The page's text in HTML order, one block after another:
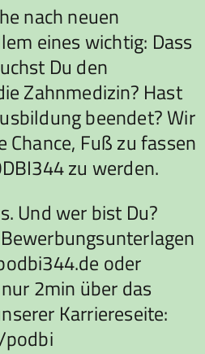
nach neuen
eines wichtig: Dass
Du den
Zahnmedizin? Hast
beendet? Wir
Chance, Fuß zu fassen
zu werden.
Und wer bist Du?
oder
2min über das
Karriereseite: